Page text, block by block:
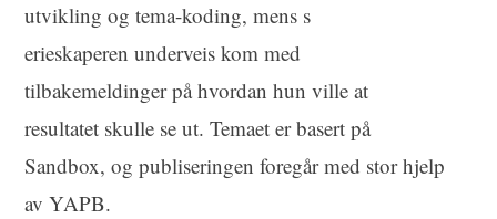
utvikling og tema-koding, mens s
erieskaperen underveis kom med
tilbakemeldinger på hvordan hun ville at
resultatet skulle se ut. Temaet er basert på
Sandbox, og publiseringen foregår med stor hjelp
av YAPB.